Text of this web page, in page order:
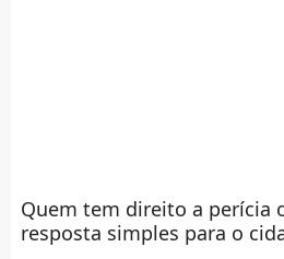
Quem tem direito a perícia
resposta simples para o